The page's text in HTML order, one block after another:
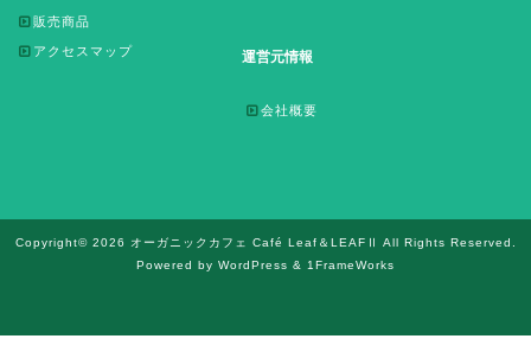
販売商品
アクセスマップ 運営元情報
会社概要
Copyright© 2026 オーガニックカフェ Café Leaf＆LEAFⅡ All Rights Reserved.
Powered by WordPress & 1FrameWorks